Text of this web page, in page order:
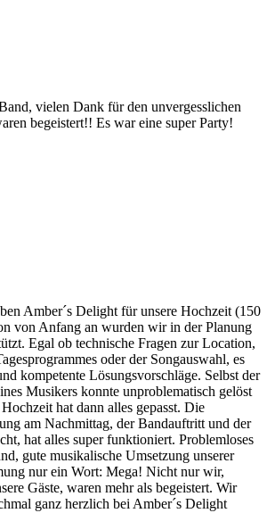
vielen Dank für den unvergesslichen
begeistert!! Es war eine super Party!
Amber´s Delight für unsere Hochzeit (150
von Anfang an wurden wir in der Planung
Egal ob technische Fragen zur Location,
oder der Songauswahl, es
kompetente Lösungsvorschläge. Selbst der
Musikers konnte unproblematisch gelöst
hat dann alles gepasst. Die
am Nachmittag, der Bandauftritt und der
hat alles super funktioniert. Problemloses
gute musikalische Umsetzung unserer
nur ein Wort: Mega! Nicht nur wir,
Gäste, waren mehr als begeistert. Wir
ganz herzlich bei Amber´s Delight